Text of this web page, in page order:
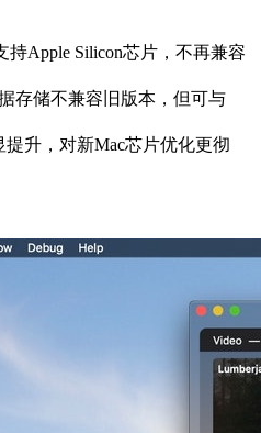
持Apple Silicon芯片，不再兼容
存储不兼容旧版本，但可与
升，对新Mac芯片优化更彻